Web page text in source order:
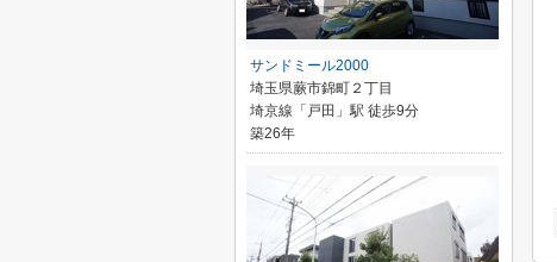
サンドミール2000
埼玉県蕨市錦町２丁目
埼京線「戸田」駅 徒歩9分
築26年